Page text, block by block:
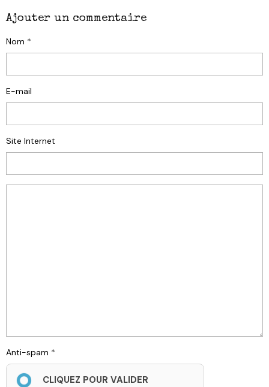
Ajouter un commentaire
Nom
E-mail
Site Internet
Anti-spam
CLIQUEZ POUR VALIDER